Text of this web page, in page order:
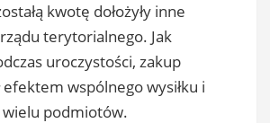
kwotę dołożyły inne
terytorialnego. Jak
uroczystości, zakup
efektem wspólnego wysiłku i
wielu podmiotów.